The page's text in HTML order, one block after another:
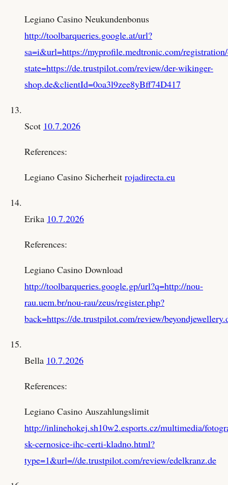
Legiano Casino Neukundenbonus
http://toolbarqueries.google.at/url?
sa=i&url=https://myprofile.medtronic.com/
state=https://de.trustpilot.com/review/der-wikinger-
shop.de&clientId=0oa3l9zee8yBff74D417
Scot 10.7.2026
References:
Legiano Casino Sicherheit rojadirecta.eu
Erika 10.7.2026
References:
Legiano Casino Download
http://toolbarqueries.google.gp/url?q=http://nou-
rau.uem.br/nou-rau/zeus/register.php?
back=https://de.trustpilot.com/review/
Bella 10.7.2026
References:
Legiano Casino Auszahlungslimit
http://inlinehokej.sh10w2.esports.cz/multimedia/
sk-cernosice-ihc-certi-kladno.html?
type=1&url=//de.trustpilot.com/review/edelkranz.de